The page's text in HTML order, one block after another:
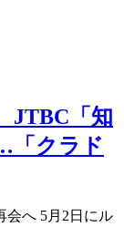
JTBC「知
「クラド
へ 5月2日にル